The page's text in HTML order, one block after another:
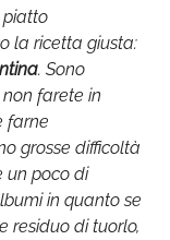
piatto
la ricetta giusta:
. Sono
farete in
farne
grosse difficoltà
un poco di
in quanto se
residuo di tuorlo,